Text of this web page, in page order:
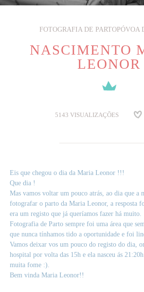
FOTOGRAFIA DE PARTOPÓVOA
NASCIMENTO
LEONOR
5143 VISUALIZAÇÕES
Eis que chegou o dia da Maria Leonor !!!
Que dia !
Mas vamos voltar um pouco atrás, ao dia que a
fotografar o parto da Maria Leonor, a resposta
era um registo que já queríamos fazer há muito.
Fotografia de Parto sempre foi uma área que
que nunca tínhamos tido a oportunidade e foi
Vamos deixar vos um pouco do registo do dia,
hospital por volta das 15h e ela nasceu ás
muita fome :).
Bem vinda Maria Leonor!!